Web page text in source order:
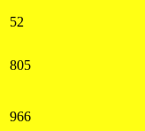
52
805
966